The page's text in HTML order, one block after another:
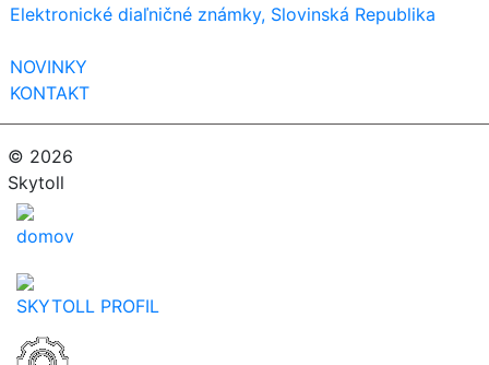
Elektronické diaľničné známky, Slovinská Republika
NOVINKY
KONTAKT
© 2026
Skytoll
domov
SKYTOLL PROFIL